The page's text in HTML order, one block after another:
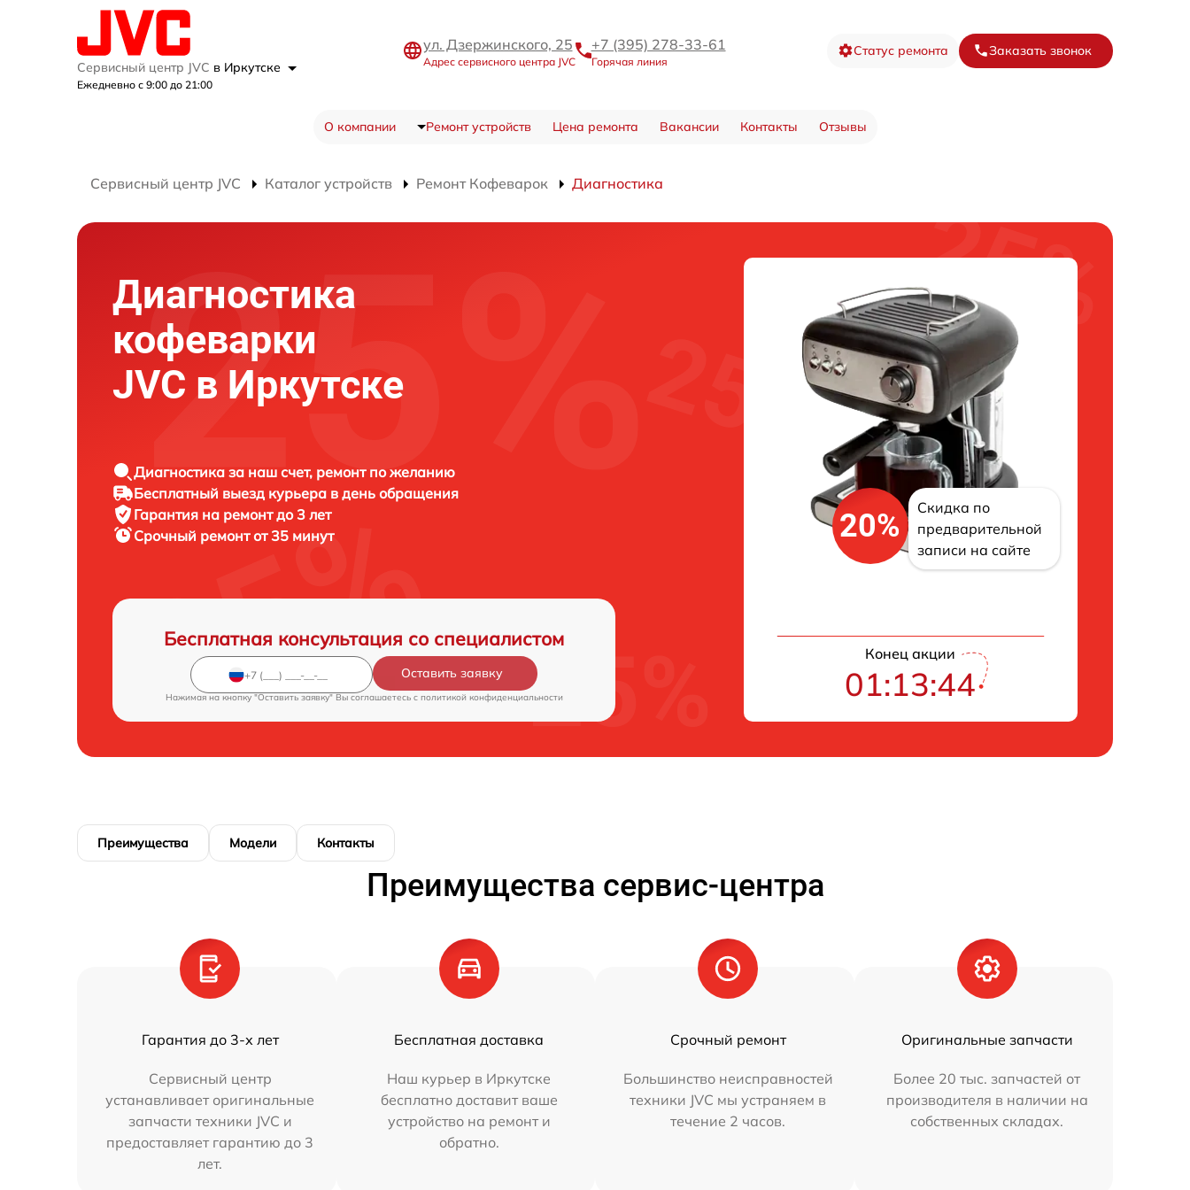
Сервисный центр JVC в Иркутске
Ежедневно с 9:00 до 21:00
ул. Дзержинского, 25
Адрес сервисного центра JVC
+7 (395) 278-33-61
Горячая линия
Статус ремонта Заказать звонок
О компании Ремонт устройств Цена ремонта Вакансии Контакты Отзывы
Сервисный центр JVC Каталог устройств Ремонт Кофеварок Диагностика
Диагностика
кофеварки
JVC в Иркутске
Диагностика за наш счет, ремонт по желанию
Бесплатный выезд курьера в день обращения
Гарантия на ремонт до 3 лет
Срочный ремонт от 35 минут
Бесплатная консультация со специалистом
Оставить заявку
Нажимая на кнопку "Оставить заявку" Вы соглашаетесь c политикой конфиденциальности
20%
Скидка по
предварительной
записи на сайте
Конец акции
01:13:43
Преимущества Модели Контакты
Преимущества сервис-центра
Гарантия до 3-х лет
Сервисный центр
устанавливает оригинальные
запчасти техники JVC и
предоставляет гарантию до 3
лет.
Бесплатная доставка
Наш курьер в Иркутске
бесплатно доставит ваше
устройство на ремонт и
обратно.
Срочный ремонт
Большинство неисправностей
техники JVC мы устраняем в
течение 2 часов.
Оригинальные запчасти
Более 20 тыс. запчастей от
производителя в наличии на
собственных складах.